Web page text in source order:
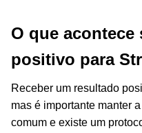
O que
positivo para
Receber um resultado
mas é importante manter
comum e existe um